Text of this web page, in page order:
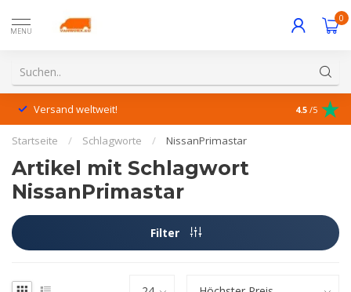
MENU
0
Versand weltweit! 4.5 /5
Startseite / Schlagworte / NissanPrimastar
Artikel mit Schlagwort
NissanPrimastar
Filter